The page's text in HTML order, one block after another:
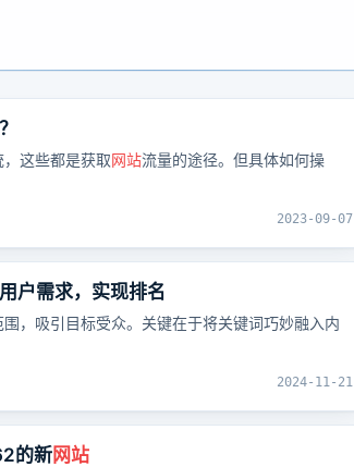
这些都是获取网站流量的途径。但具体如何操
2023-09-07
户需求，实现排名
，吸引目标受众。关键在于将关键词巧妙融入内
2024-11-21
的新网站